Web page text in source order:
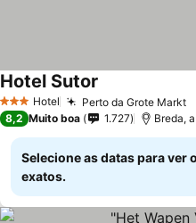
3 EstrelasHotel Perto da Grote Markt
Hotel Sutor
8,2 Muito boa 1.727 Breda,
Selecione as datas para ver
exatos.